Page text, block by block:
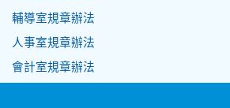
輔導室規章辦法
人事室規章辦法
會計室規章辦法